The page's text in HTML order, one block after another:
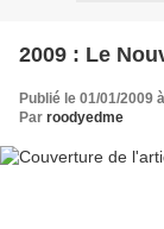
2009 : Le
Publié le 01/01/2009
Par roodyedme